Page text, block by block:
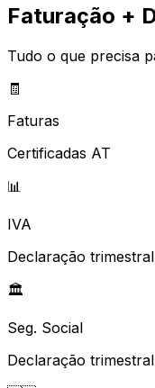
Faturação +
Tudo o que precisa
🧾
Faturas
Certificadas AT
📊
IVA
Declaração trimestral
🏛️
Seg. Social
Declaração trimestral